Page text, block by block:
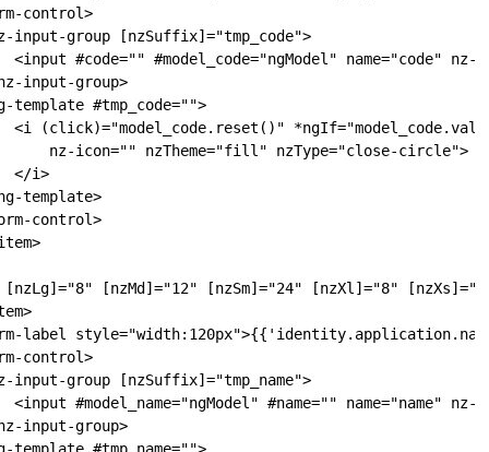
control>
input-group [nzSuffix]="tmp_code">
<input #code="" #model_code="ngModel" name="code" nz-
input-group>
template #tmp_code="">
<i (click)="model_code.reset()"
nz-icon="" nzTheme="fill" nzType="close-circle">
</i>
template>
control>
[nzMd]="12" [nzSm]="24" [nzXl]="8"
label
control>
input-group [nzSuffix]="tmp_name">
<input #model_name="ngModel" #name="" name="name" nz-
input-group>